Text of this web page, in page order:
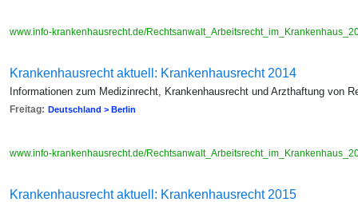
www.info-krankenhausrecht.de/
Krankenhausrecht aktuell: Krankenhausrecht 2014
Informationen zum Medizinrecht, Krankenhausrecht und Arzthaftung von
Freitag: Deutschland > Berlin
www.info-krankenhausrecht.de/
Krankenhausrecht aktuell: Krankenhausrecht 2015